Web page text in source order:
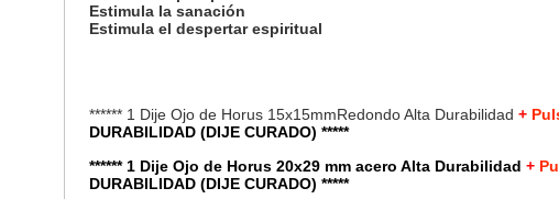
Estimula la sanación
Estimula el despertar espiritual
****** 1 Dije Ojo de Horus 15x15mmRedondo Alta Durabilidad +
DURABILIDAD (DIJE CURADO) *****
****** 1 Dije Ojo de Horus 20x29 mm acero Alta Durabilidad +
DURABILIDAD (DIJE CURADO) *****